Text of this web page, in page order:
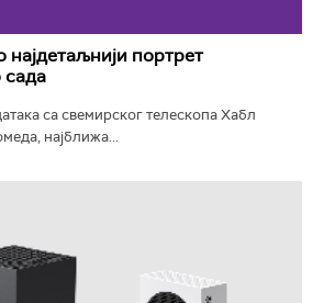
најдетаљнији портрет
са свемирског телескопа Хабл
најближа...